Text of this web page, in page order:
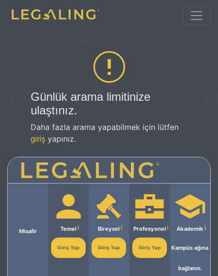
Günlük arama limitinize
ulaştınız.
Daha fazla arama yapabilmek için lütfen
giriş yapınız.
Misafir Temel
Giriş Yap
Bireysel
Giriş Yap
Profesyonel
Giriş Yap
Akademik
Kampüs ağına
bağlanın.